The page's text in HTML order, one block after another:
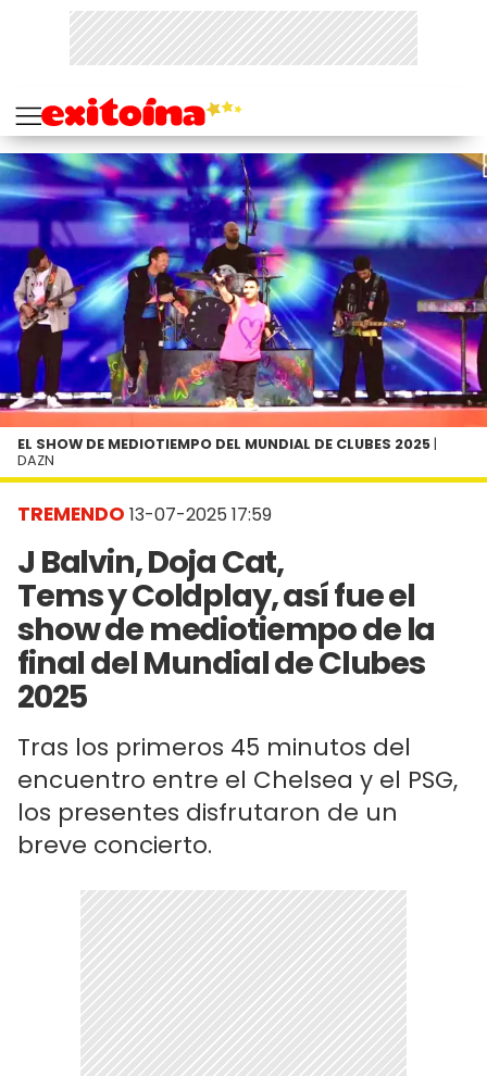
TREMENDO 13-07-2025 17:59
J Balvin, Doja Cat,
Tems y Coldplay, así fue el
show de mediotiempo de la
final del Mundial de Clubes
2025
Tras los primeros 45 minutos del
encuentro entre el Chelsea y el PSG,
los presentes disfrutaron de un
breve concierto.
EL SHOW DE MEDIOTIEMPO DEL MUNDIAL DE CLUBES 2025 |
DAZN